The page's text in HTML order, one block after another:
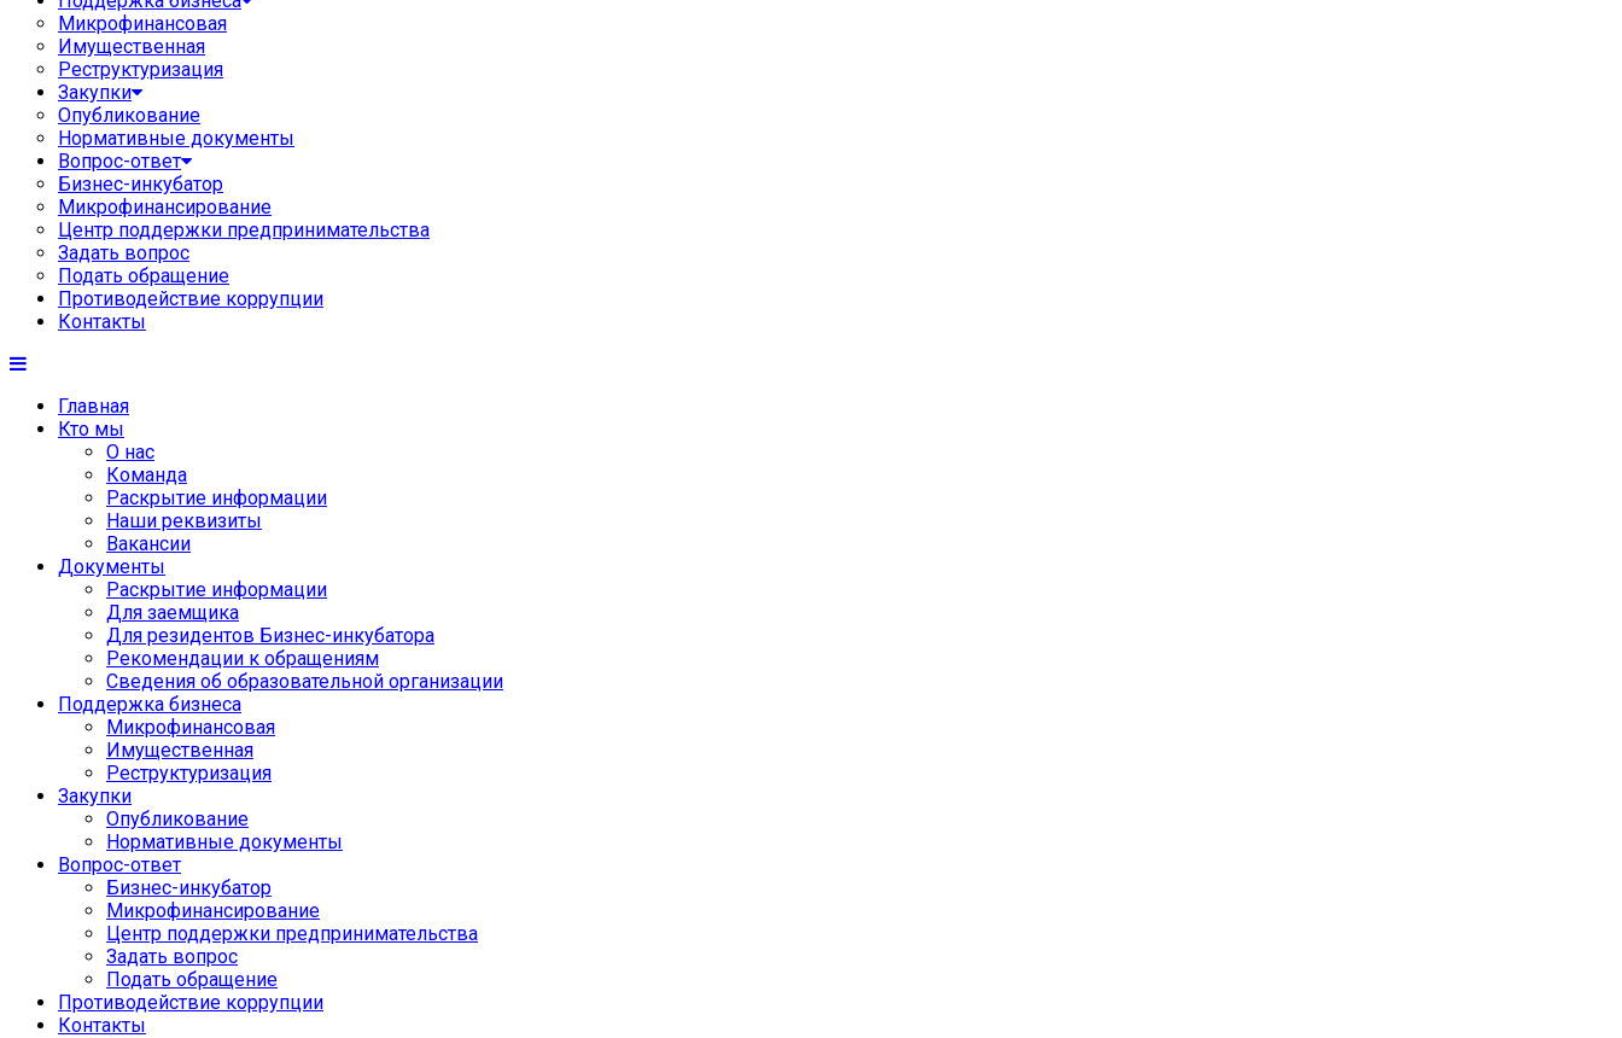
Микрофинансовая
Имущественная
Реструктуризация
Закупки
Опубликование
Нормативные документы
Вопрос-ответ
Бизнес-инкубатор
Микрофинансирование
Центр поддержки предпринимательства
Задать вопрос
Подать обращение
Противодействие коррупции
Контакты
Главная
Кто мы
О нас
Команда
Раскрытие информации
Наши реквизиты
Вакансии
Документы
Раскрытие информации
Для заемщика
Для резидентов Бизнес-инкубатора
Рекомендации к обращениям
Сведения об образовательной организации
Поддержка бизнеса
Микрофинансовая
Имущественная
Реструктуризация
Закупки
Опубликование
Нормативные документы
Вопрос-ответ
Бизнес-инкубатор
Микрофинансирование
Центр поддержки предпринимательства
Задать вопрос
Подать обращение
Противодействие коррупции
Контакты